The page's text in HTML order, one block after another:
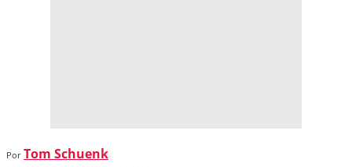
Por Tom Schuenk